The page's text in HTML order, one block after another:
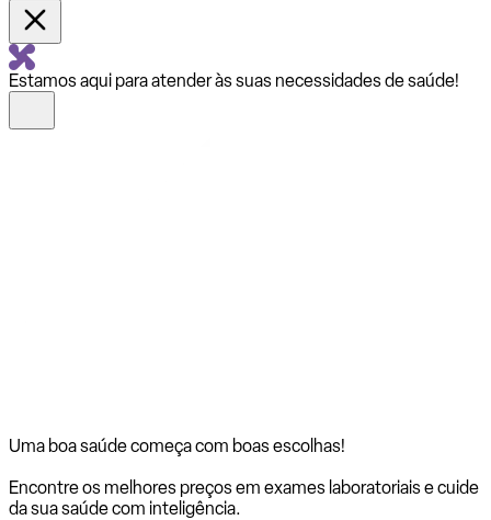
Estamos aqui para atender às suas necessidades de saúde!
Uma boa saúde começa com boas escolhas!
Encontre os melhores preços em exames laboratoriais e cuide
da sua saúde com inteligência.